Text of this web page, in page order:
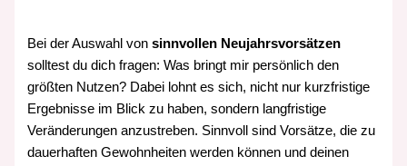
Bei der Auswahl vonsinnvollen Neujahrsvorsätzen
solltest du dich fragen: Was bringt mir persönlich den
größten Nutzen? Dabei lohnt es sich, nicht nur kurzfristige
Ergebnisse im Blick zu haben, sondern langfristige
Veränderungen anzustreben. Sinnvoll sind Vorsätze, die zu
dauerhaften Gewohnheiten werden können und deinen